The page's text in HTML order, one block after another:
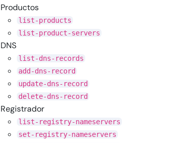
Productos
list-products
list-product-servers
DNS
list-dns-records
add-dns-record
update-dns-record
delete-dns-record
Registrador
list-registry-nameservers
set-registry-nameservers